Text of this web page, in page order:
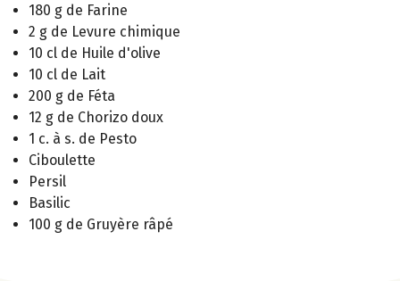
180 g de Farine
2 g de Levure chimique
10 cl de Huile d'olive
10 cl de Lait
200 g de Féta
12 g de Chorizo doux
1 c. à s. de Pesto
Ciboulette
Persil
Basilic
100 g de Gruyère râpé